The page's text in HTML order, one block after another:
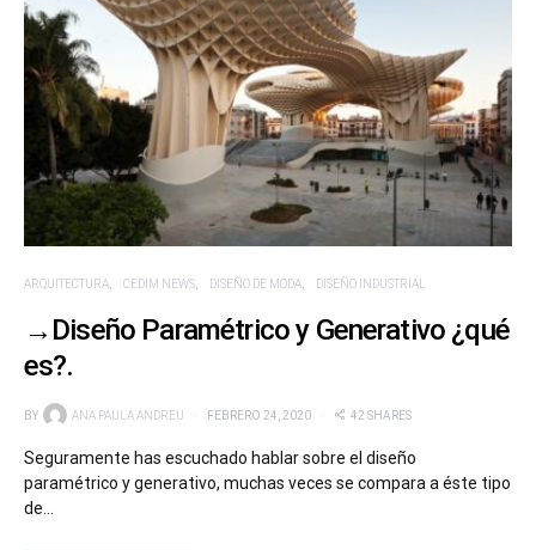
ARQUITECTURA CEDIM NEWS DISEÑO DE MODA DISEÑO INDUSTRIAL
→Diseño Paramétrico y Generativo ¿qué
es?.
BY ANA PAULA ANDREU FEBRERO 24, 2020 42 SHARES
Seguramente has escuchado hablar sobre el diseño
paramétrico y generativo, muchas veces se compara a éste tipo
de…